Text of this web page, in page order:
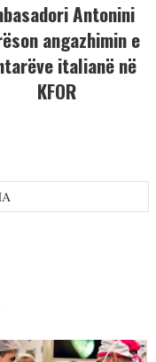
Antonini
angazhimin e
italianë në
KFOR